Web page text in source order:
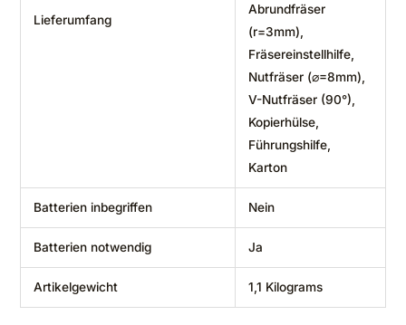
Lieferumfang
Abrundfräser
(r=3mm),
Fräsereinstellhilfe,
Nutfräser (⌀=8mm),
V-Nutfräser (90°),
Kopierhülse,
Führungshilfe,
Karton
Batterien inbegriffen ‎Nein
Batterien notwendig ‎Ja
Artikelgewicht ‎1,1 Kilograms